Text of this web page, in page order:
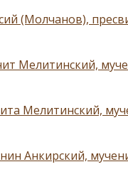
(Молчанов),
Мелитинский,
Мелитинский,
Анкирский,